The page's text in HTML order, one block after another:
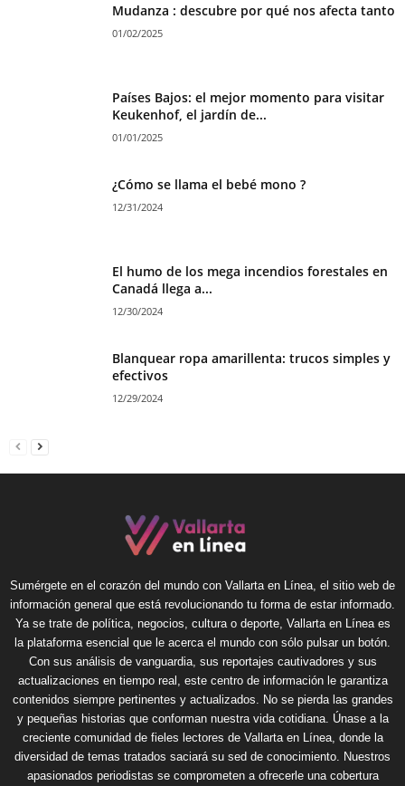
Mudanza : descubre por qué nos afecta tanto
01/02/2025
Países Bajos: el mejor momento para visitar
Keukenhof, el jardín de...
01/01/2025
¿Cómo se llama el bebé mono ?
12/31/2024
El humo de los mega incendios forestales en
Canadá llega a...
12/30/2024
Blanquear ropa amarillenta: trucos simples y
efectivos
12/29/2024
Sumérgete en el corazón del mundo con Vallarta en Línea, el sitio web de
información general que está revolucionando tu forma de estar informado.
Ya se trate de política, negocios, cultura o deporte, Vallarta en Línea es
la plataforma esencial que le acerca el mundo con sólo pulsar un botón.
Con sus análisis de vanguardia, sus reportajes cautivadores y sus
actualizaciones en tiempo real, este centro de información le garantiza
contenidos siempre pertinentes y actualizados. No se pierda las grandes
y pequeñas historias que conforman nuestra vida cotidiana. Únase a la
creciente comunidad de fieles lectores de Vallarta en Línea, donde la
diversidad de temas tratados saciará su sed de conocimiento. Nuestros
apasionados periodistas se comprometen a ofrecerle una cobertura